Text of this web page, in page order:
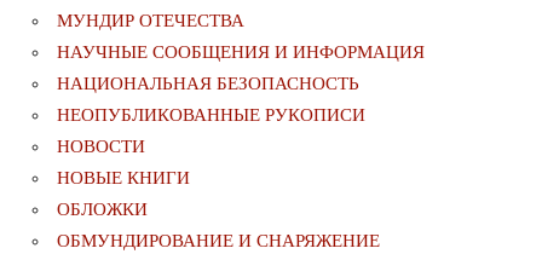
МУНДИР ОТЕЧЕСТВА
НАУЧНЫЕ СООБЩЕНИЯ И ИНФОРМАЦИЯ
НАЦИОНАЛЬНАЯ БЕЗОПАСНОСТЬ
НЕОПУБЛИКОВАННЫЕ РУКОПИСИ
НОВОСТИ
НОВЫЕ КНИГИ
ОБЛОЖКИ
ОБМУНДИРОВАНИЕ И СНАРЯЖЕНИЕ